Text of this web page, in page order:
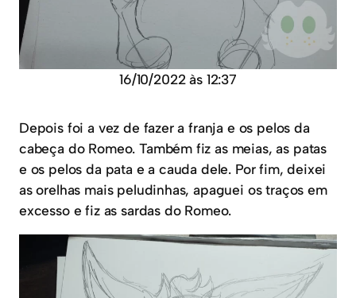
16/10/2022 às 12:37
Depois foi a vez de fazer a franja e os pelos da
cabeça do Romeo. Também fiz as meias, as patas
e os pelos da pata e a cauda dele. Por fim, deixei
as orelhas mais peludinhas, apaguei os traços em
excesso e fiz as sardas do Romeo.